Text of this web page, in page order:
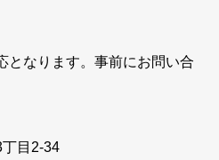
なります。事前にお問い合
目2-34